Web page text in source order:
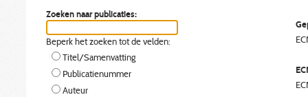
Zoeken naar publicaties:
Beperk het zoeken tot de velden:
Titel/Samenvatting
Publicatienummer
Auteur